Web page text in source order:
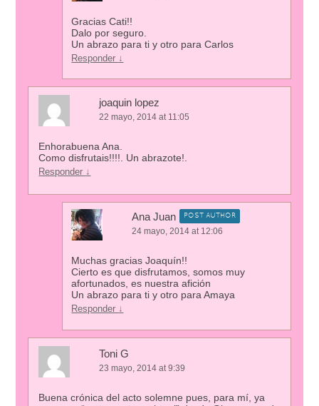
Gracias Cati!!
Dalo por seguro.
Un abrazo para ti y otro para Carlos
Responder ↓
joaquin lopez
22 mayo, 2014 at 11:05
Enhorabuena Ana.
Como disfrutais!!!!. Un abrazote!.
Responder ↓
Ana Juan POST AUTHOR
24 mayo, 2014 at 12:06
Muchas gracias Joaquín!!
Cierto es que disfrutamos, somos muy
afortunados, es nuestra afición
Un abrazo para ti y otro para Amaya
Responder ↓
Toni G
23 mayo, 2014 at 9:39
Buena crónica del acto solemne pues, para mí, ya